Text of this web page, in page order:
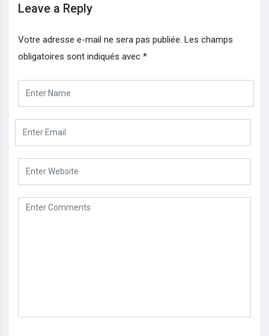
Leave a Reply
Votre adresse e-mail ne sera pas publiée. Les champs
obligatoires sont indiqués avec *